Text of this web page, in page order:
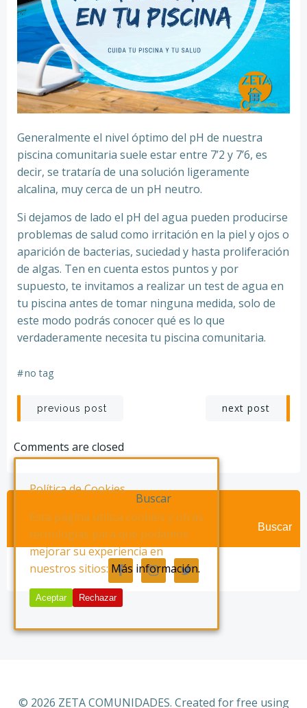
Generalmente el nivel óptimo del pH de nuestra
piscina comunitaria suele estar entre 7’2 y 7’6, es
decir, se trataría de una solución ligeramente
alcalina, muy cerca de un pH neutro.
Si dejamos de lado el pH del agua pueden producirse
problemas de salud como irritación en la piel y ojos o
aparición de bacterias, suciedad y hasta proliferación
de algas. Ten en cuenta estos puntos y por
supuesto, te invitamos a realizar un test de agua en
tu piscina antes de tomar ninguna medida, solo de
este modo podrás conocer qué es lo que
verdaderamente necesita tu piscina comunitaria.
#no tag
Navegación
de
entradas
previous post
Navegación
next post
Comments are closed
Buscar
Buscar
© 2026 ZETA COMUNIDADES. Created for free using
Política de Cookies
Esta página utiliza cookies y otras
tecnologías para que podamos
mejorar su experiencia en
nuestros sitios: Más información.
Aceptar Rechazar